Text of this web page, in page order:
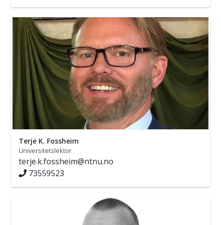
Terje K. Fossheim
Universitetslektor
terje.k.fossheim@ntnu.no
73559523